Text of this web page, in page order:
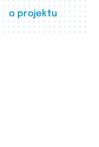
o projektu